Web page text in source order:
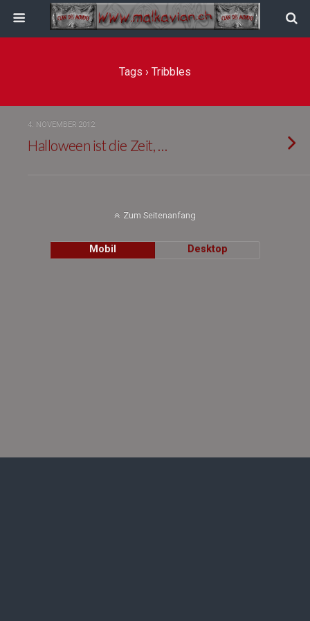
Tags › Tribbles
4. NOVEMBER 2012
Halloween ist die Zeit, …
Zum Seitenanfang
Mobil Desktop